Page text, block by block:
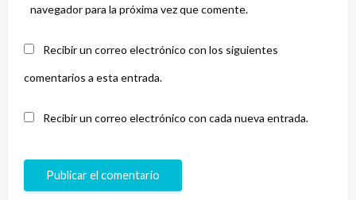
navegador para la próxima vez que comente.
Recibir un correo electrónico con los siguientes
comentarios a esta entrada.
Recibir un correo electrónico con cada nueva entrada.